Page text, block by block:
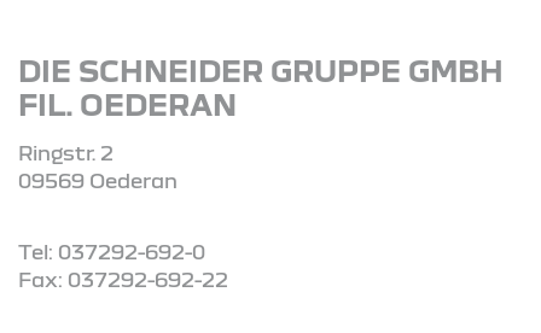
DIE SCHNEIDER GRUPPE GMBH
FIL. OEDERAN
Ringstr. 2
09569 Oederan
Tel: 037292-692-0
Fax: 037292-692-22